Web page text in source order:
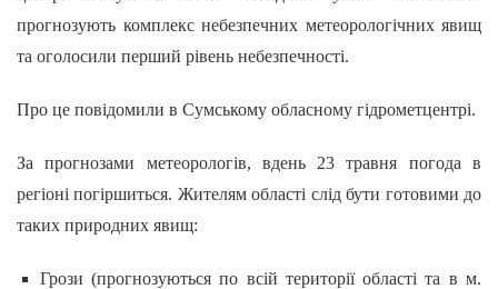
прогнозують комплекс небезпечних метеорологічних явищ
та оголосили перший рівень небезпечності.
Про це повідомили в Сумському обласному гідрометцентрі.
За прогнозами метеорологів, вдень 23 травня погода в
регіоні погіршиться. Жителям області слід бути готовими до
таких природних явищ:
Грози (прогнозуються по всій території області та в м.